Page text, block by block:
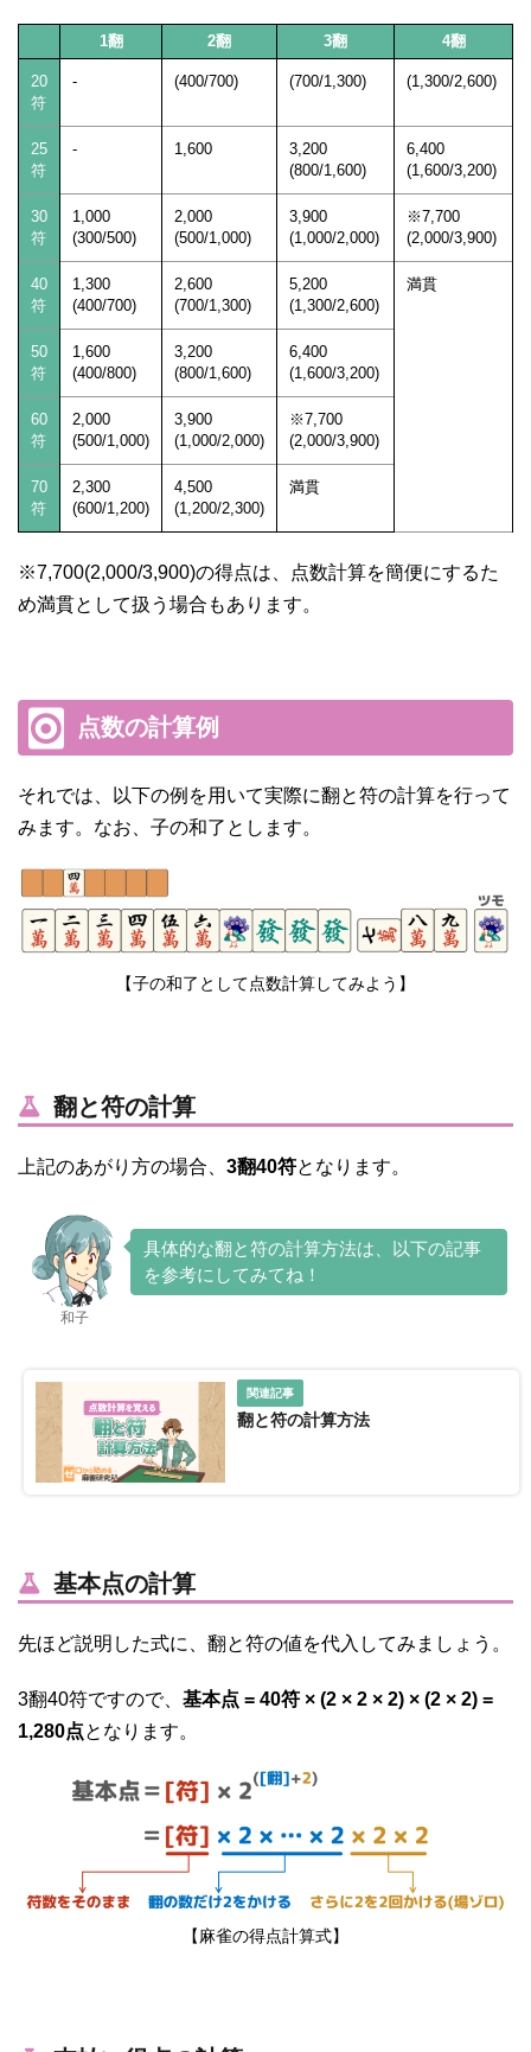
1翻 2翻 3翻 4翻
20
符
- (400/700) (700/1,300) (1,300/2,600)
25
符
- 1,600
3,200
(800/1,600)
6,400
(1,600/3,200)
30
符
1,000
(300/500)
2,000
(500/1,000)
3,900
(1,000/2,000)
※7,700
(2,000/3,900)
40
符
1,300
(400/700)
2,600
(700/1,300)
5,200
(1,300/2,600)
満貫
50
符
1,600
(400/800)
3,200
(800/1,600)
6,400
(1,600/3,200)
60
符
2,000
(500/1,000)
3,900
(1,000/2,000)
※7,700
(2,000/3,900)
70
符
2,300
(600/1,200)
4,500
(1,200/2,300)
満貫
※7,700(2,000/3,900)の得点は、点数計算を簡便にするた
め満貫として扱う場合もあります。
点数の計算例
それでは、以下の例を用いて実際に翻と符の計算を行って
みます。なお、子の和了とします。
【子の和了として点数計算してみよう】
翻と符の計算
上記のあがり方の場合、 3翻40符となります。
和子
具体的な翻と符の計算方法は、以下の記事
を参考にしてみてね！
翻と符の計算方法
基本点の計算
先ほど説明した式に、翻と符の値を代入してみましょう。
3翻40符ですので、 基本点 = 40符 × (2 × 2 × 2) × (2 × 2) =
1,280点となります。
【麻雀の得点計算式】